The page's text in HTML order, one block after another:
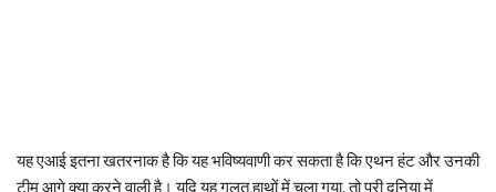
यह एआई इतना खतरनाक है कि यह भविष्यवाणी कर सकता है कि एथन हंट और उनकी
टीम आगे क्या करने वाली है। यदि यह गलत हाथों में चला गया, तो पूरी दुनिया में